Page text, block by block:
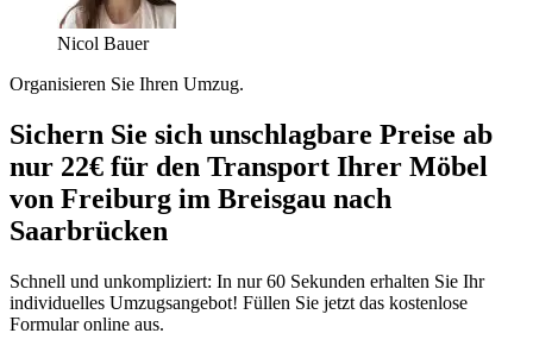
Nicol Bauer
Organisieren Sie Ihren Umzug.
Sichern Sie sich unschlagbare Preise ab
nur 22€ für den Transport Ihrer Möbel
von Freiburg im Breisgau nach
Saarbrücken
Schnell und unkompliziert: In nur 60 Sekunden erhalten Sie Ihr
individuelles Umzugsangebot! Füllen Sie jetzt das kostenlose
Formular online aus.